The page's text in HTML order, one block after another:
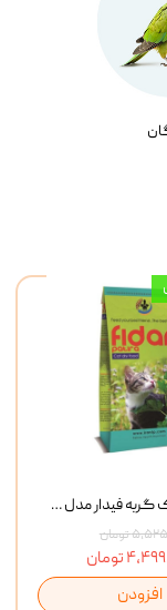
غذای خشک گربه فیدار مدل Adult وزن 10 کیلوگرم
تومان
تومان
افزودن